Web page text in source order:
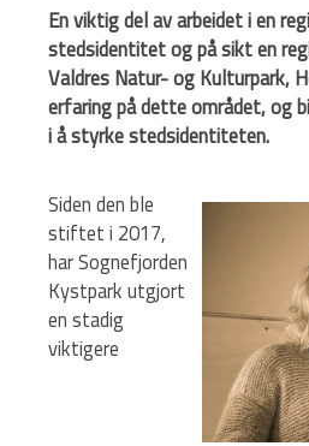
En viktig del av arbeidet i en
stedsidentitet og på sikt en
Valdres Natur- og Kulturpark,
erfaring på dette området, og
i å styrke stedsidentiteten.
Siden den ble
stiftet i 2017,
har Sognefjorden
Kystpark utgjort
en stadig
viktigere